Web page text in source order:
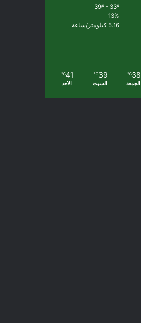
39º - 33º
13%
5.16 كيلومتر/ساعة
38
℃
الجمعة
39
℃
السبت
41
℃
الأحد